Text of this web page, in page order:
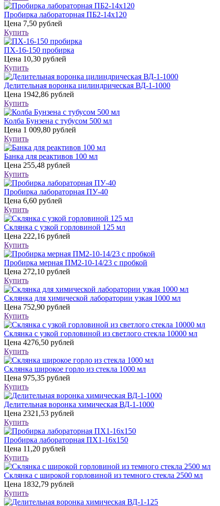
Пробирка лабораторная ПБ2-14х120
Цена 7,50 рублей
Купить
ПХ-16-150 пробирка
Цена 10,30 рублей
Купить
Делительная воронка цилиндрическая ВД-1-1000
Цена 1942,86 рублей
Купить
Колба Бунзена с тубусом 500 мл
Цена 1 009,80 рублей
Купить
Банка для реактивов 100 мл
Цена 255,48 рублей
Купить
Пробирка лабораторная ПУ-40
Цена 6,60 рублей
Купить
Склянка с узкой горловиной 125 мл
Цена 222,16 рублей
Купить
Пробирка мерная ПМ2-10-14/23 с пробкой
Цена 272,10 рублей
Купить
Склянка для химической лаборатории узкая 1000 мл
Цена 752,90 рублей
Купить
Склянка с узкой горловиной из светлого стекла 10000 мл
Цена 4276,50 рублей
Купить
Склянка широкое горло из стекла 1000 мл
Цена 975,35 рублей
Купить
Делительная воронка химическая ВД-1-1000
Цена 2321,53 рублей
Купить
Пробирка лабораторная ПХ1-16х150
Цена 11,20 рублей
Купить
Склянка с широкой горловиной из темного стекла 2500 мл
Цена 1832,79 рублей
Купить